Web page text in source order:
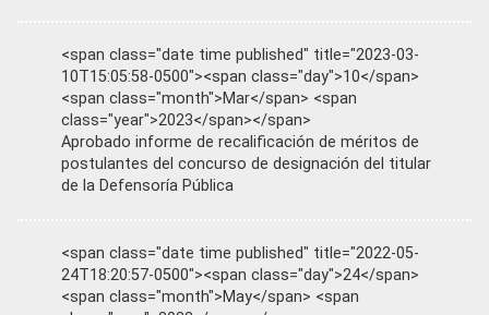
<span class="date time published" title="2023-03-
10T15:05:58-0500"><span class="day">10</span>
<span class="month">Mar</span> <span
class="year">2023</span></span>
Aprobado informe de recalificación de méritos de
postulantes del concurso de designación del titular
de la Defensoría Pública
<span class="date time published" title="2022-05-
24T18:20:57-0500"><span class="day">24</span>
<span class="month">May</span> <span